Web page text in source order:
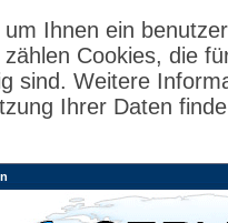
Ihnen ein
Cookies, die
sind. Weitere
Ihrer Daten